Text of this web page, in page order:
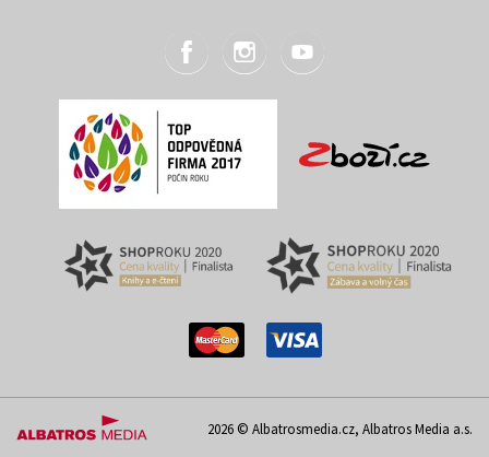
2026 © Albatrosmedia.cz, Albatros Media a.s.